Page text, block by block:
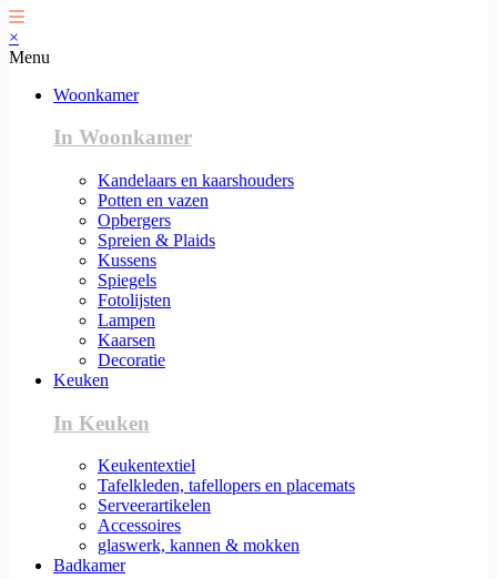
×
Menu
Woonkamer
In Woonkamer
Kandelaars en kaarshouders
Potten en vazen
Opbergers
Spreien & Plaids
Kussens
Spiegels
Fotolijsten
Lampen
Kaarsen
Decoratie
Keuken
In Keuken
Keukentextiel
Tafelkleden, tafellopers en placemats
Serveerartikelen
Accessoires
glaswerk, kannen & mokken
Badkamer